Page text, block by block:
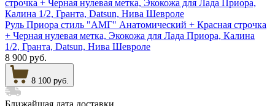
Руль Приора стиль "АМГ" Анатомический + Красная строчка
+ Черная нулевая метка, Экокожа для Лада Приора, Калина
1/2, Гранта, Datsun, Нива Шевроле
8 900 руб.
8 100 руб.
Ближайшая дата доставки